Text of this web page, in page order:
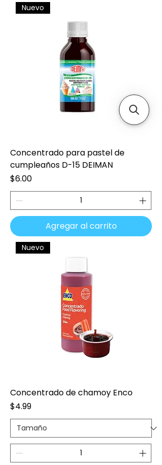
Nuevo
Concentrado para pastel de
cumpleaños D-15 DEIMAN
Precio
$6.00
Agregar al carrito
Nuevo
Concentrado de chamoy Enco
Precio
$4.99